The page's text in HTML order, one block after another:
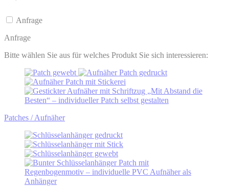
Anfrage
Anfrage
Bitte wählen Sie aus für welches Produkt Sie sich interessieren:
Patches / Aufnäher